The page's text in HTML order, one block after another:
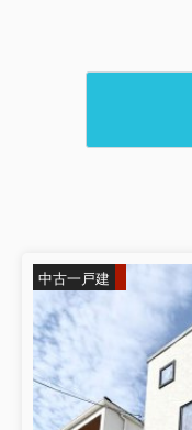
中古一戸建